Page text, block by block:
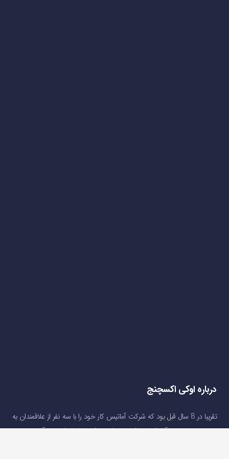
درباره اوکی اکسچنج
تقریبا در 8 سال قبل بود که شرکت آماتیس کار خود را با سه نفر از علاقمندان به
برنامه نویسی وب آغاز کرد. تمرکز ما در این سال ها ایجاد استارت آپ هایی در